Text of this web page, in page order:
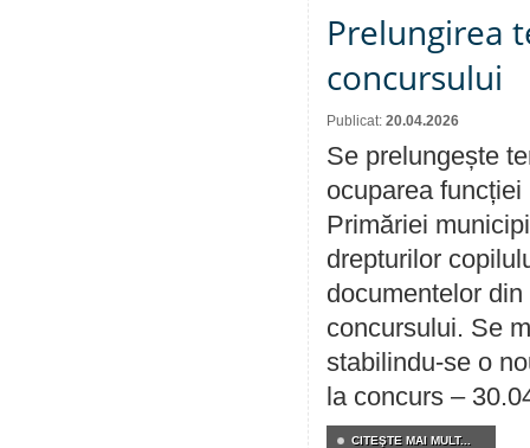
Prelungirea
concursului
Publicat: 20.04.2026
Se prelungește
ocuparea
Primăriei
drepturilor
documentelor
concursului. Se
stabilindu-se o
la concurs –
CITEŞTE MAI MULT...